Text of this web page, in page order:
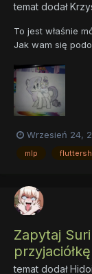
temat dodał
To jest właśnie
Jak wam się
Wrzesień 24,
mlp
Zapytaj
temat dodałHidoi